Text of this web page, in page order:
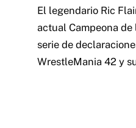
El legendario Ric
actual Campeona
serie de
WrestleMania 42 y